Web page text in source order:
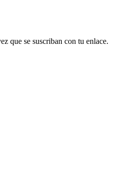
que se suscriban con tu enlace.